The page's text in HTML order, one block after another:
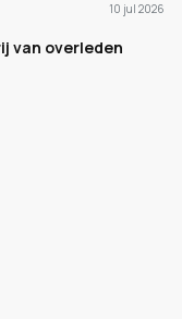
10 jul 2026
van overleden